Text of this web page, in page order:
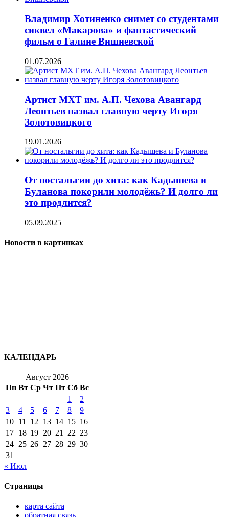
Владимир Хотиненко снимет со студентами
сиквел «Макарова» и фантастический
фильм о Галине Вишневской
01.07.2026
Артист МХТ им. А.П. Чехова Авангард
Леонтьев назвал главную черту Игоря
Золотовицкого
19.01.2026
От ностальгии до хита: как Кадышева и
Буланова покорили молодёжь? И долго ли
это продлится?
05.09.2025
Новости в картинках
КАЛЕНДАРЬ
Август 2026
Пн Вт Ср Чт Пт Сб Вс
1
2
3
4 5 6 7 8
9
10 11 12 13 14 15 16
17 18 19 20 21 22 23
24 25 26 27 28 29 30
31
« Июл
Страницы
карта сайта